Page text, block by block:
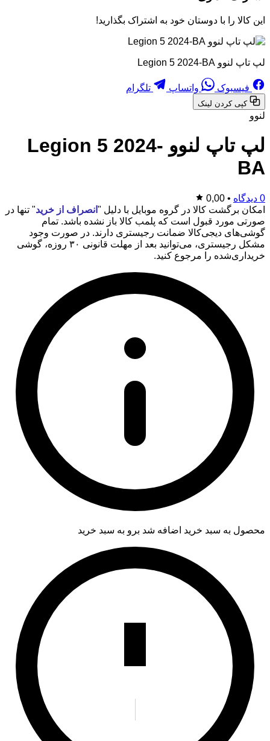
این کالا را با دوستان خود به اشتراک بگذارید!
لپ تاپ لنوو Legion 5 2024-BA
فیسبوک واتساپ تلگرام
کپی کردن لینک
لنوو
لپ تاپ لنوو Legion 5 2024-
BA
0 دیدگاه •
0,00
امکان برگشت کالا در گروه موبایل با دلیل " انصراف از خرید" تنها در
صورتی مورد قبول است که پلمب کالا باز نشده باشد. تمام
گوشی‌های دیجی‌کالا ضمانت رجیستری دارند. در صورت وجود
مشکل رجیستری، می‌توانید بعد از مهلت قانونی ۳۰ روزه، گوشی
خریداری‌شده را مرجوع کنید.
محصول به سبد خرید اضافه شد برو به سبد خرید